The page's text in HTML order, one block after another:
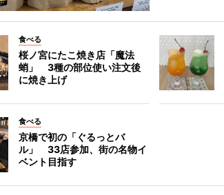
食べる
桜ノ宮にたこ焼き店「魔法
蛸」 3種の部位使い注文後
に焼き上げ
食べる
京橋で初の「ぐるっとバ
ル」 33店参加、街の名物イ
ベント目指す